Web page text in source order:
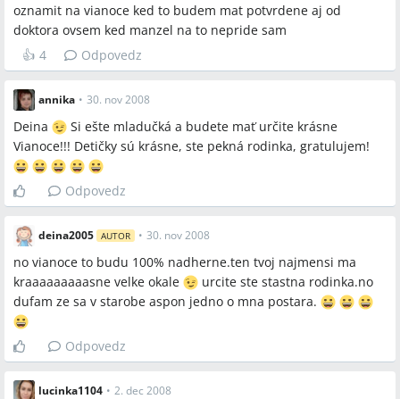
oznamit na vianoce ked to budem mat potvrdene aj od
doktora ovsem ked manzel na to nepride sam
👍 4 Odpovedz
annika • 30. nov 2008
Deina
Si ešte mladučká a budete mať určite krásne
Vianoce!!! Detičky sú krásne, ste pekná rodinka, gratulujem!
Odpovedz
deina2005 AUTOR • 30. nov 2008
no vianoce to budu 100% nadherne.ten tvoj najmensi ma
kraaaaaaaaasne velke okale
urcite ste stastna rodinka.no
dufam ze sa v starobe aspon jedno o mna postara.
Odpovedz
lucinka1104 • 2. dec 2008